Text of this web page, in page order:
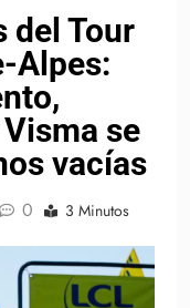
del Tour
Alpes:
se
vacías
0 3 Minutos